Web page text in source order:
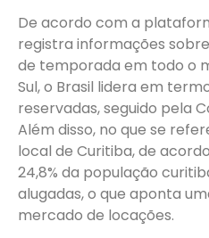
De acordo com a
registra informações
de temporada em todo o
Sul, o Brasil lidera em
reservadas, seguido pela
Além disso, no que se
local de Curitiba, de
24,8% da população
alugadas, o que aponta
mercado de locações.